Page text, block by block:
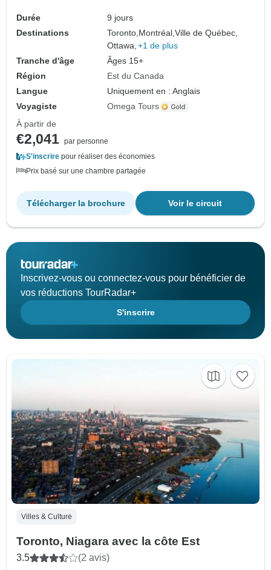
Durée
9 jours
Destinations
Toronto, Montréal,Ville de Québec,
Ottawa, +1 de plus
Tranche d'âge
Âges 15+
Région
Est du Canada
Langue
Uniquement en : Anglais
Voyagiste
Omega Tours
À partir de
€2,041 par personne
S'inscrire pour réaliser des économies
Prix basé sur une chambre partagée
Voir le circuit
Télécharger la brochure
Inscrivez-vous ou connectez-vous pour bénéficier de
vos réductions TourRadar+
S'inscrire
Villes & Culture
Toronto, Niagara avec la côte Est
3.5 (2 avis)